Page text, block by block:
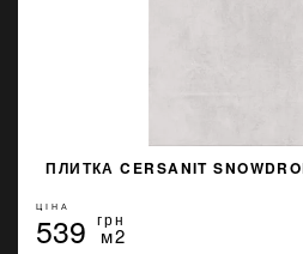
ПЛИТКА CERSANIT
ЦІНА
539 грн
м2